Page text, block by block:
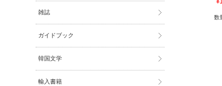
数
雑誌
ガイドブック
韓国文学
輸入書籍